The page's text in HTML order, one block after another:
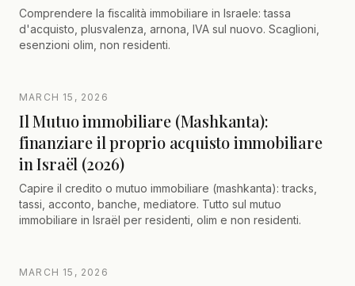
Comprendere la fiscalità immobiliare in Israele: tassa
d'acquisto, plusvalenza, arnona, IVA sul nuovo. Scaglioni,
esenzioni olim, non residenti.
MARCH 15, 2026
Il Mutuo immobiliare (Mashkanta):
finanziare il proprio acquisto immobiliare
in Israël (2026)
Capire il credito o mutuo immobiliare (mashkanta): tracks,
tassi, acconto, banche, mediatore. Tutto sul mutuo
immobiliare in Israël per residenti, olim e non residenti.
MARCH 15, 2026